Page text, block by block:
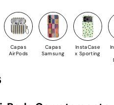
Capas
AirPods
Capas
Samsung
InstaCase
x Sporting